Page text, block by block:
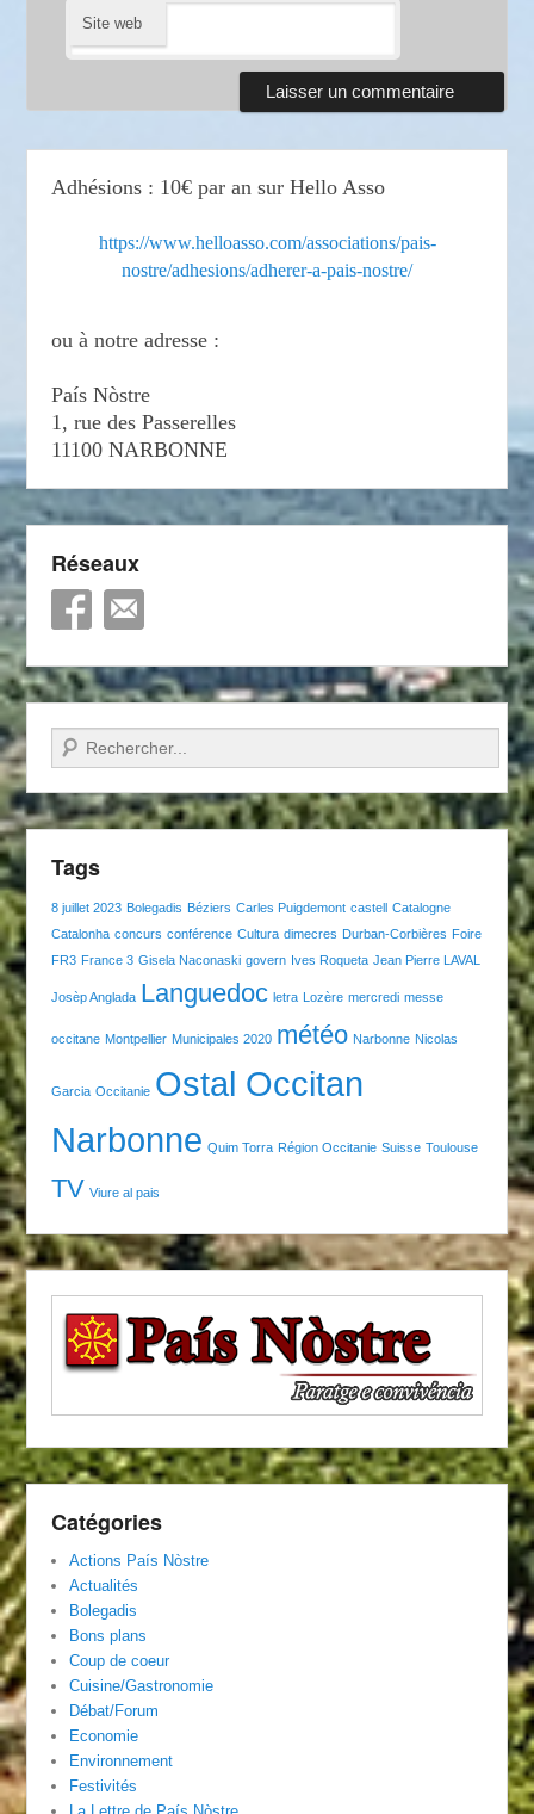
Site web
Adhésions : 10€ par an sur Hello Asso
https://www.helloasso.com/associations/pais-
nostre/adhesions/adherer-a-pais-nostre/
ou à notre adresse :
País Nòstre
1, rue des Passerelles
11100 NARBONNE
Réseaux
Recherche
Tags
8 juillet 2023 Bolegadis Béziers Carles Puigdemont castell Catalogne
Catalonha concurs conférence Cultura dimecres Durban-Corbières Foire
FR3 France 3 Gisela Naconaski govern Ives Roqueta Jean Pierre LAVAL
Josèp Anglada Languedoc letra Lozère mercredi messe
occitane Montpellier Municipales 2020 météo Narbonne Nicolas
Garcia Occitanie Ostal Occitan
Narbonne Quim Torra Région Occitanie Suisse Toulouse
TV Viure al pais
Catégories
Actions País Nòstre
Actualités
Bolegadis
Bons plans
Coup de coeur
Cuisine/Gastronomie
Débat/Forum
Economie
Environnement
Festivités